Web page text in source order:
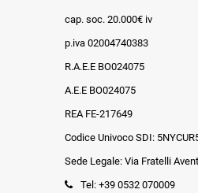
cap. soc. 20.000€ iv
p.iva 02004740383
R.A.E.E BO024075
A.E.E BO024075
REA FE-217649
Codice Univoco SDI:
Sede Legale: Via Fratelli
Tel: +39 0532 070009